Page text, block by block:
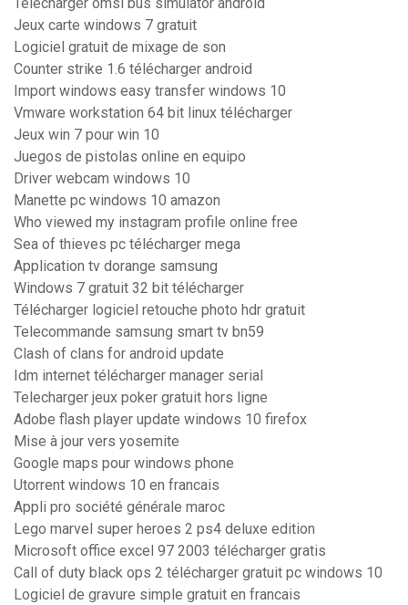
Télécharger omsi bus simulator android
Jeux carte windows 7 gratuit
Logiciel gratuit de mixage de son
Counter strike 1.6 télécharger android
Import windows easy transfer windows 10
Vmware workstation 64 bit linux télécharger
Jeux win 7 pour win 10
Juegos de pistolas online en equipo
Driver webcam windows 10
Manette pc windows 10 amazon
Who viewed my instagram profile online free
Sea of thieves pc télécharger mega
Application tv dorange samsung
Windows 7 gratuit 32 bit télécharger
Télécharger logiciel retouche photo hdr gratuit
Telecommande samsung smart tv bn59
Clash of clans for android update
Idm internet télécharger manager serial
Telecharger jeux poker gratuit hors ligne
Adobe flash player update windows 10 firefox
Mise à jour vers yosemite
Google maps pour windows phone
Utorrent windows 10 en francais
Appli pro société générale maroc
Lego marvel super heroes 2 ps4 deluxe edition
Microsoft office excel 97 2003 télécharger gratis
Call of duty black ops 2 télécharger gratuit pc windows 10
Logiciel de gravure simple gratuit en francais